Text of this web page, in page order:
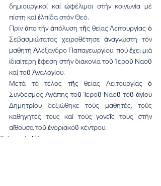
δημιουργικοί καί ὠφέλιμοι στήν κοινωνία μέ
πίστη καί ἐλπίδα στόν Θεό.
Πρίν ἀπο τήν ἀπόλυση τῆς θείας Λειτουργίας ὁ
Σεβασμιώτατος χειροθέτησε ἀναγνώστη τόν
μαθητή Ἀλέξανδρο Παπαγεωργίου, πού ἔχει μιά
ἰδιαίτερη ἔφεση στήν διακονία τοῦ Ἱεροῦ Ναοῦ
καί τοῦ Ἀναλογίου.
Μετά τό τέλος τῆς θείας Λειτουργίας ὁ
Συνδεσμος Ἀγάπης τοῦ Ἱεροῦ Ναοῦ τοῦ ἁγίου
Δημητρίου δεξιώθηκε τούς μαθητές, τούς
καθηγητές τους καί τούς γονεῖς τους στήν
αἴθουσα τοῦ ἐνοριακοῦ κέντρου.
Τελευταία Νέα